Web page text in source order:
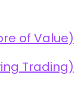
of Value)
Trading)